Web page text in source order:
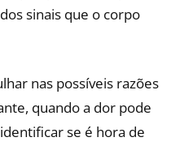
sinais que o corpo
nas possíveis razões
quando a dor pode
se é hora de